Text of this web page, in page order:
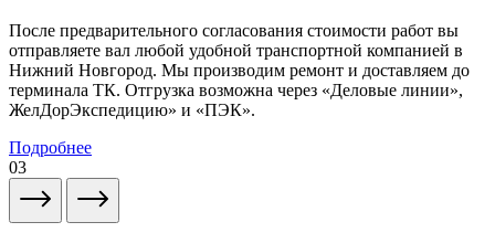
После предварительного согласования стоимости работ вы
отправляете вал любой удобной транспортной компанией в
Нижний Новгород. Мы производим ремонт и доставляем до
терминала ТК. Отгрузка возможна через «Деловые линии»,
ЖелДорЭкспедицию» и «ПЭК».
Подробнее
03